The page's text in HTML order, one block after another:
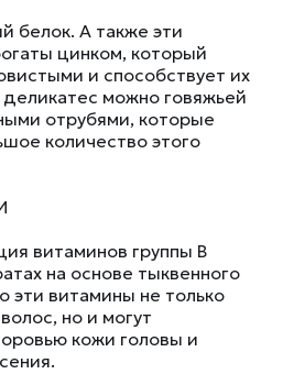
белок. А также эти
цинком, который
и способствует их
деликатес можно говяжьей
отрубями, которые
количество этого
витаминов группы В
на основе тыквенного
эти витамины не только
но и могут
кожи головы и